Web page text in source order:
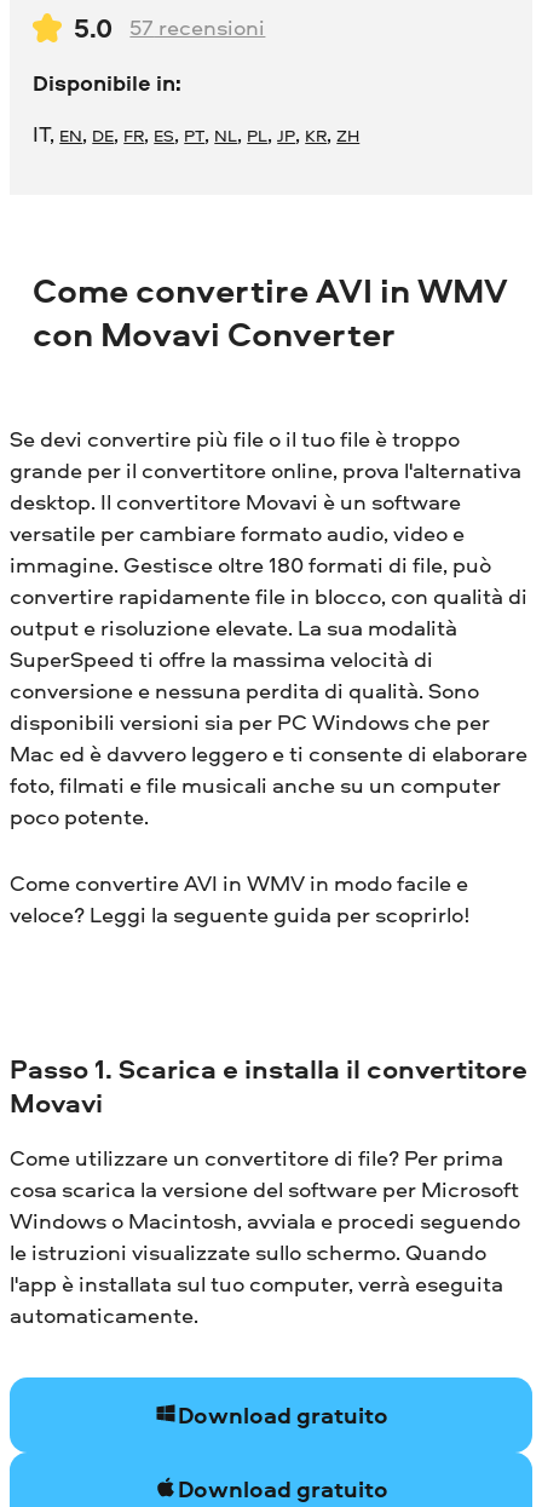
5.0 57 recensioni
Disponibile in:
IT, EN, DE, FR, ES, PT, NL, PL,JP, KR,ZH
Come convertire AVI in WMV
con Movavi Converter
Se devi convertire più file o il tuo file è troppo
grande per il convertitore online, prova l'alternativa
desktop. Il convertitore Movavi è un software
versatile per cambiare formato audio, video e
immagine. Gestisce oltre 180 formati di file, può
convertire rapidamente file in blocco, con qualità di
output e risoluzione elevate. La sua modalità
SuperSpeed ​​ti offre la massima velocità di
conversione e nessuna perdita di qualità. Sono
disponibili versioni sia per PC Windows che per
Mac ed è davvero leggero e ti consente di elaborare
foto, filmati e file musicali anche su un computer
poco potente.
Come convertire AVI in WMV in modo facile e
veloce? Leggi la seguente guida per scoprirlo!
Passo 1. Scarica e installa il convertitore
Movavi
Come utilizzare un convertitore di file? Per prima
cosa scarica la versione del software per Microsoft
Windows o Macintosh, avviala e procedi seguendo
le istruzioni visualizzate sullo schermo. Quando
l'app è installata sul tuo computer, verrà eseguita
automaticamente.
Download gratuito
Download gratuito